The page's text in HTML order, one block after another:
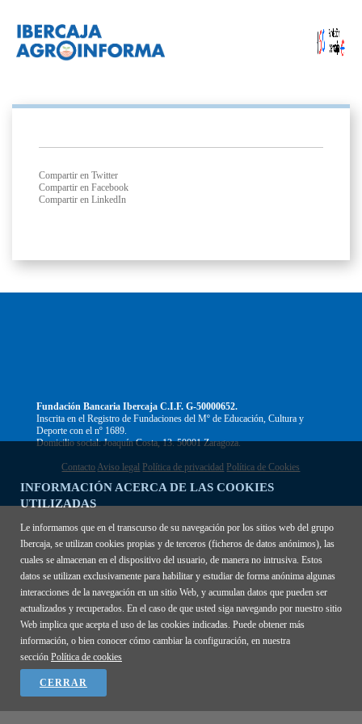
INFORMACIÓN ACERCA DE LAS COOKIES
UTILIZADAS
Le informamos que en el transcurso de su navegación por los sitios web del grupo
Ibercaja, se utilizan cookies propias y de terceros (ficheros de datos anónimos), las
cuales se almacenan en el dispositivo del usuario, de manera no intrusiva. Estos
datos se utilizan exclusivamente para habilitar y estudiar de forma anónima algunas
interacciones de la navegación en un sitio Web, y acumulan datos que pueden ser
actualizados y recuperados. En el caso de que usted siga navegando por nuestro sitio
Web implica que acepta el uso de las cookies indicadas. Puede obtener más
información, o bien conocer cómo cambiar la configuración, en nuestra
sección Política de cookies
CERRAR
Compartir en Twitter
Compartir en Facebook
Compartir en LinkedIn
Fundación Bancaria Ibercaja C.I.F. G-50000652.
Inscrita en el Registro de Fundaciones del Mº de Educación, Cultura y
Deporte con el nº 1689.
Domicilio social: Joaquín Costa, 13. 50001 Zaragoza.
Contacto Aviso legal Política de privacidad Política de Cookies